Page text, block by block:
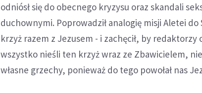
odniósł się do obecnego kryzysu oraz skandali
duchownymi. Poprowadził analogię misji Aletei
krzyż razem z Jezusem - i zachęcił, by
wszystko nieśli ten krzyż wraz ze Zbawicielem,
własne grzechy, ponieważ do tego powołał nas